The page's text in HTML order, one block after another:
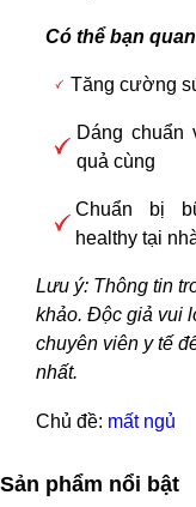
Có thể bạn
Tăng cường
Dáng chuẩn
quả cùng
Chuẩn bị
healthy tại
Lưu ý: Thông tin
khảo. Độc giả vui
chuyên viên y tế
nhất.
Chủ đề: mất ngủ
Sản phẩm nổi bật